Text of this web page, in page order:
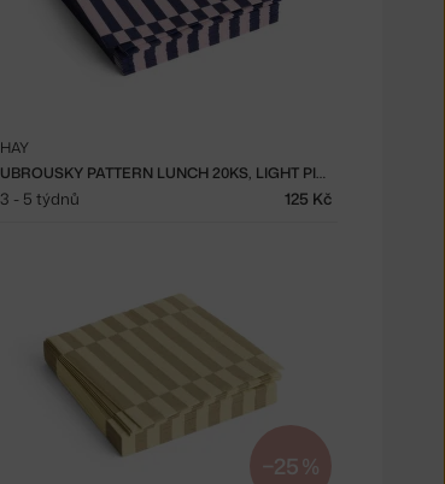
UBROUSKY PATTERN LUNCH 20KS, LIGHT PINK AND DARK BLUE PILLAR STRIPE
HAY
3 - 5 týdnů 125 Kč
−25 %